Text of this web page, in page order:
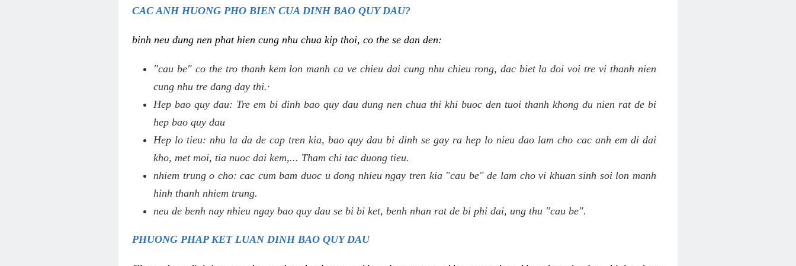
CAC ANH HUONG PHO BIEN CUA DINH BAO QUY DAU?
binh neu dung nen phat hien cung nhu chua kip thoi, co the se dan den:
"cau be" co the tro thanh kem lon manh ca ve chieu dai cung nhu chieu rong, dac biet la doi voi tre vi thanh nien
cung nhu tre dang day thi.·
Hep bao quy dau: Tre em bi dinh bao quy dau dung nen chua thi khi buoc den tuoi thanh khong du nien rat de bi
hep bao quy dau
Hep lo tieu: nhu la da de cap tren kia, bao quy dau bi dinh se gay ra hep lo nieu dao lam cho cac anh em di dai
kho, met moi, tia nuoc dai kem,... Tham chi tac duong tieu.
nhiem trung o cho: cac cum bam duoc u dong nhieu ngay tren kia "cau be" de lam cho vi khuan sinh soi lon manh
hinh thanh nhiem trung.
neu de benh nay nhieu ngay bao quy dau se bi bi ket, benh nhan rat de bi phi dai, ung thu "cau be".
PHUONG PHAP KET LUAN DINH BAO QUY DAU